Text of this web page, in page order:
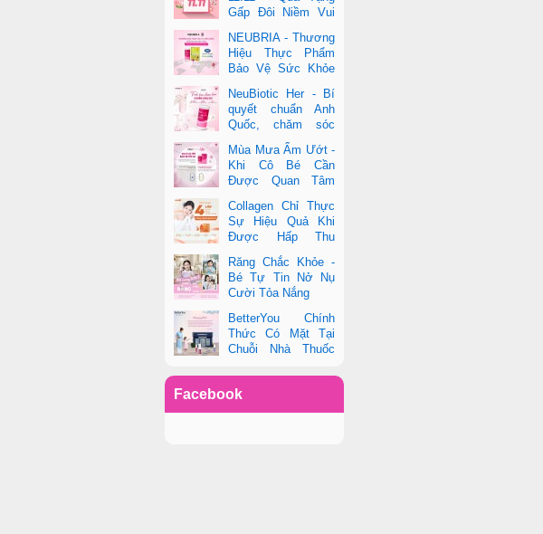
Gấp Đôi Niềm Vui
Betteryou
NEUBRIA - Thương
Hiệu Thực Phẩm
Bảo Vệ Sức Khỏe
Anh Quốc
NeuBiotic Her - Bí
quyết chuẩn Anh
Quốc, chăm sóc
toàn diện sức khỏe
phụ nữ hiện đạiMùa Mưa Ẩm Ướt -
Khi Cô Bé Cần
Được Quan Tâm
Collagen Chỉ Thực
Sự Hiệu Quả Khi
Được Hấp Thu
Đúng Cách - Và
Zooki Chính Là Chìa Khóa
Răng Chắc Khỏe -
Bé Tự Tin Nở Nụ
Cười Tỏa Nắng
BetterYou Chính
Thức Có Mặt Tại
Chuỗi Nhà Thuốc
Facebook